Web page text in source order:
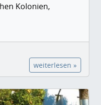
Kolonien,
weiterlesen »